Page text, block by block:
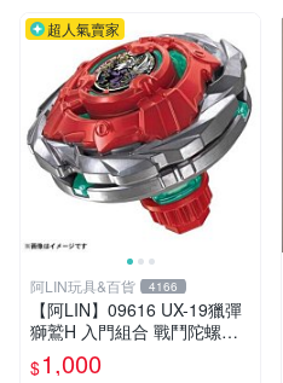
超人氣賣家
阿LIN玩具&百貨 4166
【阿LIN】09616 UX-19獵彈
獅鷲H 入門組合 戰鬥陀螺ＸB
EYBLADE X
$1,000